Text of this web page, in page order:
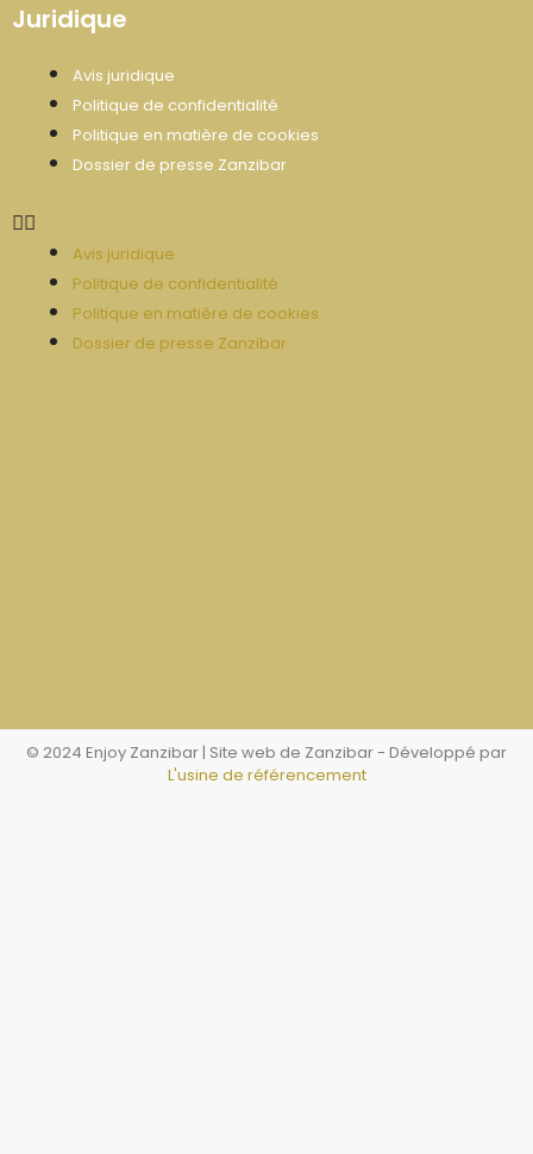
Juridique
Avis juridique
Politique de confidentialité
Politique en matière de cookies
Dossier de presse Zanzibar
Avis juridique
Politique de confidentialité
Politique en matière de cookies
Dossier de presse Zanzibar
© 2024 Enjoy Zanzibar | Site web de Zanzibar- Développé par
L'usine de référencement